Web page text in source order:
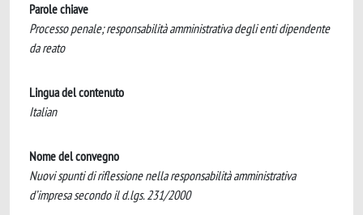
Parole chiave
Processo penale; responsabilità amministrativa degli enti dipendente
da reato
Lingua del contenuto
Italian
Nome del convegno
Nuovi spunti di riflessione nella responsabilità amministrativa
d’impresa secondo il d.lgs. 231/2000